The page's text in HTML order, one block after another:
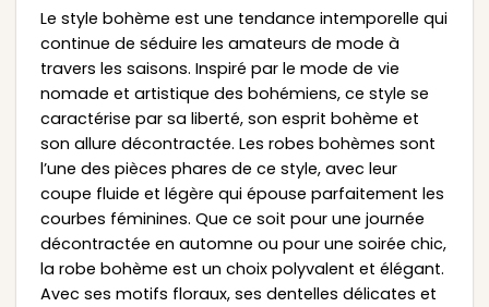
Le style bohème est une tendance intemporelle qui
continue de séduire les amateurs de mode à
travers les saisons. Inspiré par le mode de vie
nomade et artistique des bohémiens, ce style se
caractérise par sa liberté, son esprit bohème et
son allure décontractée. Les robes bohèmes sont
l’une des pièces phares de ce style, avec leur
coupe fluide et légère qui épouse parfaitement les
courbes féminines. Que ce soit pour une journée
décontractée en automne ou pour une soirée chic,
la robe bohème est un choix polyvalent et élégant.
Avec ses motifs floraux, ses dentelles délicates et